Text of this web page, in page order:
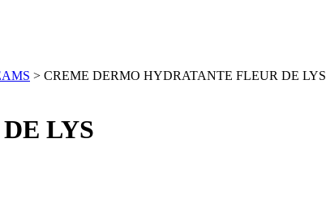
> CREME DERMO HYDRATANTE FLEUR DE LYS
LYS